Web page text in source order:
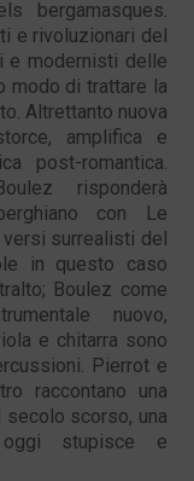
bergamasques.
e rivoluzionari del
e modernisti delle
modo di trattare la
Altrettanto nuova
amplifica e
post-romantica.
risponderà
con Le
surrealisti del
in questo caso
Boulez come
nuovo,
e chitarra sono
Pierrot e
raccontano una
scorso, una
oggi stupisce e